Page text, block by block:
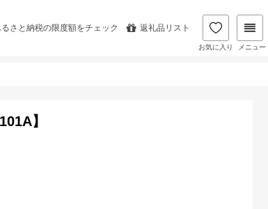
さと納税の限度額をチェック 返礼品リスト
お気に入り メニュー
】